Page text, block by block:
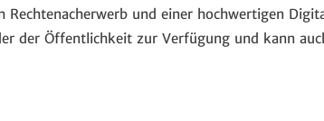
Rechtenacherwerb und einer hochwertigen
der Öffentlichkeit zur Verfügung und kann